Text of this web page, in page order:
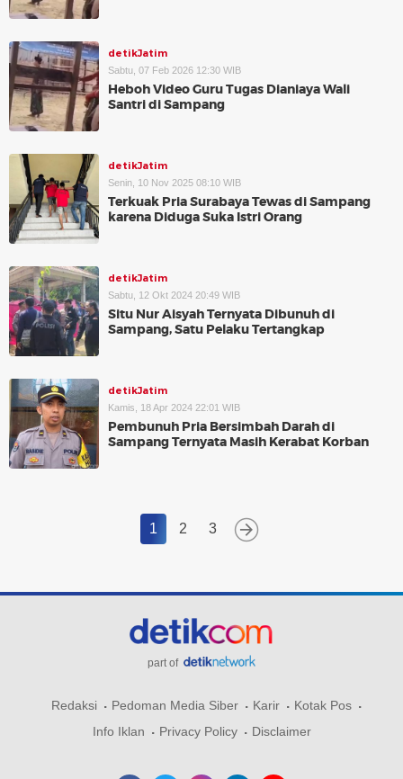
detikJatim
Sabtu, 07 Feb 2026 12:30 WIB
Heboh Video Guru Tugas Dianiaya Wali
Santri di Sampang
detikJatim
Senin, 10 Nov 2025 08:10 WIB
Terkuak Pria Surabaya Tewas di Sampang
karena Diduga Suka Istri Orang
detikJatim
Sabtu, 12 Okt 2024 20:49 WIB
Situ Nur Aisyah Ternyata Dibunuh di
Sampang, Satu Pelaku Tertangkap
detikJatim
Kamis, 18 Apr 2024 22:01 WIB
Pembunuh Pria Bersimbah Darah di
Sampang Ternyata Masih Kerabat Korban
1 2 3
part of
Redaksi Pedoman Media Siber Karir
Kotak Pos
Info Iklan
Privacy Policy Disclaimer